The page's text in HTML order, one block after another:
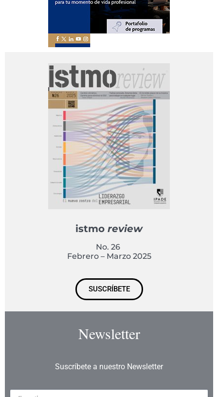
istmo review
No. 26
Febrero – Marzo 2025
SUSCRÍBETE
Newsletter
Suscríbete a nuestro Newsletter